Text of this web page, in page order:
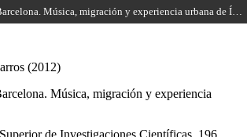
Cubaneando en Barcelona. Música, migración y experiencia urbana de Íñigo Sánchez Fuarros (2012)